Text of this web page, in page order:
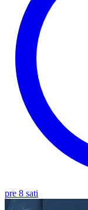
pre 8 sati